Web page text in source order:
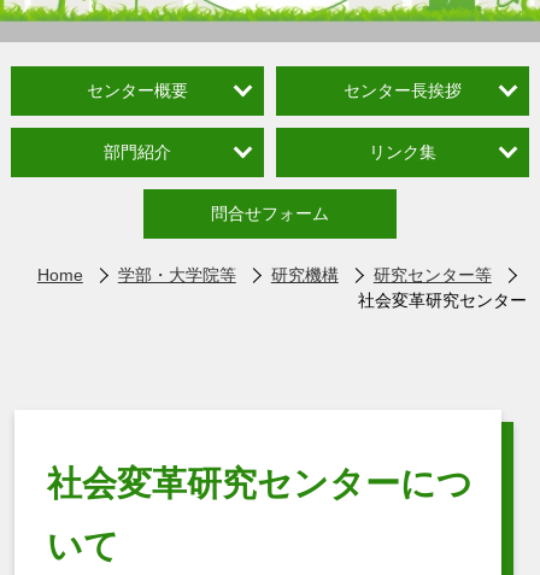
センター概要 センター長挨拶
部門紹介 リンク集
問合せフォーム
Home 学部・大学院等 研究機構
研究センター等
社会変革研究センター
社会変革研究センターにつ
いて